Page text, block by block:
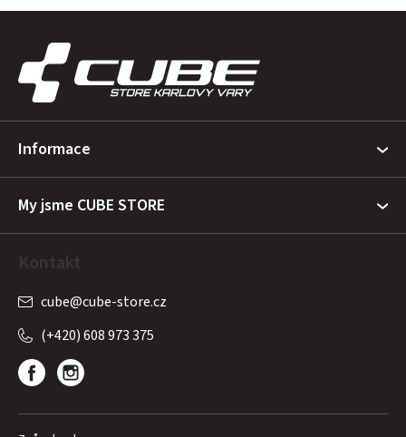
Informace
My jsme CUBE STORE
Kontakt
cube@cube-store.cz
(+420) 608 973 375